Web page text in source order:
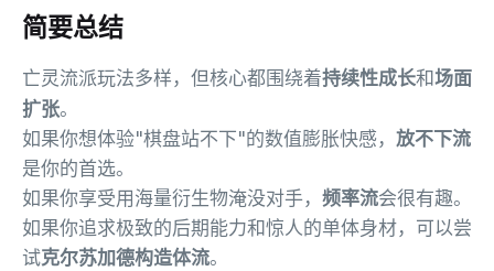
简要总结
亡灵流派玩法多样，但核心都围绕着持续性成长和场面
扩张。
如果你想体验"棋盘站不下"的数值膨胀快感， 放不下流
是你的首选。
如果你享受用海量衍生物淹没对手， 频率流会很有趣。
如果你追求极致的后期能力和惊人的单体身材，可以尝
试克尔苏加德构造体流。